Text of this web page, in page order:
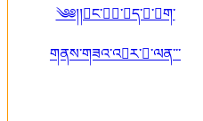
༄༅།།ང་་ད་་ག་
གནས་གཟའ་འར་་ལན་་་